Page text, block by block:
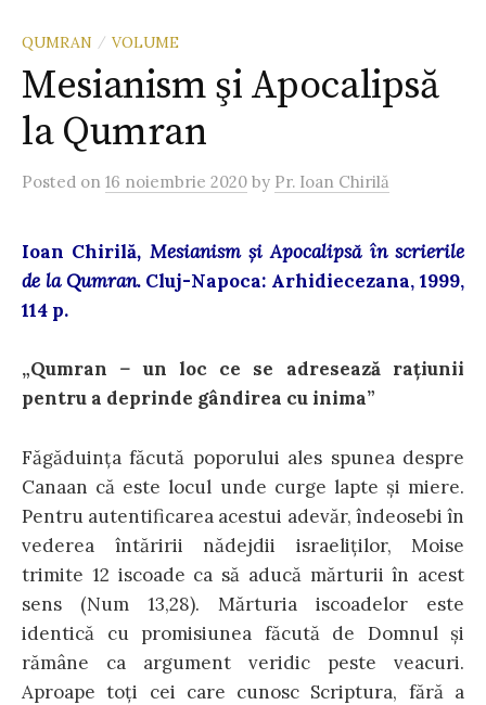
QUMRAN / VOLUME
Mesianism şi Apocalipsă
la Qumran
Posted on 16 noiembrie 2020 by Pr. Ioan Chirilă
Ioan Chirilă, Mesianism şi Apocalipsă în scrierile
de la Qumran. Cluj-Napoca: Arhidiecezana, 1999,
114 p.
„Qumran –un loc ce se adresează raţiunii
pentru a deprinde gândirea cu inima”
Făgăduinţa făcută poporului ales spunea despre
Canaan că este locul unde curge lapte şi miere.
Pentru autentificarea acestui adevăr, îndeosebi în
vederea întăririi nădejdii israeliţilor, Moise
trimite 12 iscoade ca să aducă mărturii în acest
sens (Num 13,28). Mărturia iscoadelor este
identică cu promisiunea făcută de Domnul şi
rămâne ca argument veridic peste veacuri.
Aproape toţi cei care cunosc Scriptura, fără a